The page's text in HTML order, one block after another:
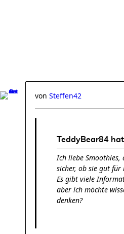
von Steffen42
TeddyBear84
Ich liebe
sicher, ob sie gut für
Es gibt viele
aber ich möchte
denken?